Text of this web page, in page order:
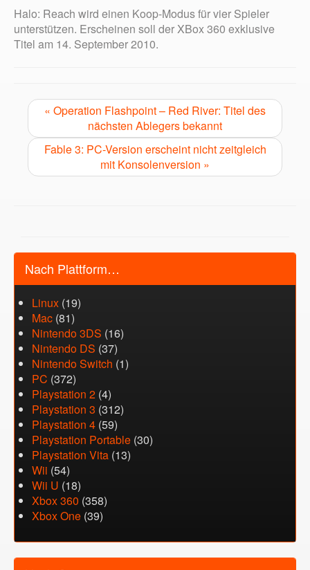
Halo: Reach wird einen Koop-Modus für vier Spieler
unterstützen. Erscheinen soll der XBox 360 exklusive
Titel am 14. September 2010.
« Operation Flashpoint – Red River: Titel des
nächsten Ablegers bekannt
Fable 3: PC-Version erscheint nicht zeitgleich
mit Konsolenversion »
Nach Plattform…
Linux (19)
Mac (81)
Nintendo 3DS (16)
Nintendo DS (37)
Nintendo Switch (1)
PC (372)
Playstation 2 (4)
Playstation 3 (312)
Playstation 4 (59)
Playstation Portable (30)
Playstation Vita (13)
Wii (54)
Wii U (18)
Xbox 360 (358)
Xbox One (39)